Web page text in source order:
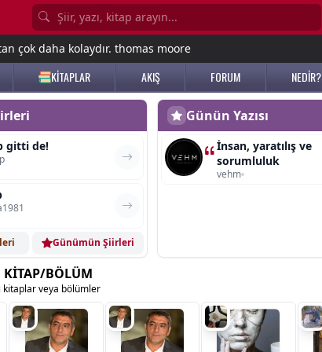
çok daha kolaydır. thomas moore
KİTAPLAR AKIŞ FORUM NEDİR?
gitti de!
Günümün Şiirleri
Günün Yazısı
İnsan, yaratılış ve
sorumluluk
vehm
KİTAP/BÖLÜM
kitaplar veya bölümler